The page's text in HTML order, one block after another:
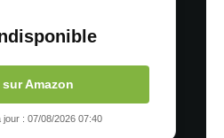
sur Amazon
jour : 07/08/2026 07:40